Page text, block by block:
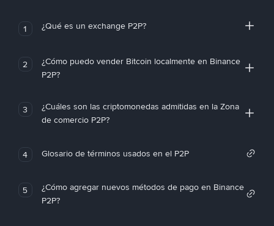
1 ¿Qué es un exchange P2P?
2
¿Cómo puedo vender Bitcoin localmente en Binance
P2P?
3
¿Cuáles son las criptomonedas admitidas en la Zona
de comercio P2P?
4 Glosario de términos usados en el P2P
5
¿Cómo agregar nuevos métodos de pago en Binance
P2P?